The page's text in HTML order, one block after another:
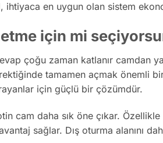
ihtiyaca en uygun olan sistem
için mi
çoğu zaman katlanır
tamamen açmak önemli
için güçlü bir çözümdür.
cam daha sık öne çıkar. Özellikle
avantaj sağlar. Dış oturma